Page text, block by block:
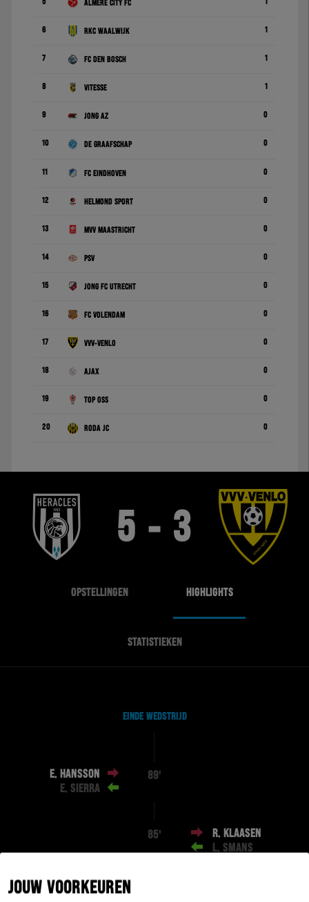
JOUW VOORKEUREN
5 Almere City FC
6 RKC Waalwijk 1
7 FC Den Bosch 1
8 Vitesse 1
9 Jong AZ 0
10 De Graafschap 0
11 FC Eindhoven 0
12 Helmond Sport 0
13 MVV Maastricht 0
14 PSV 0
15 Jong FC Utrecht 0
16 FC Volendam 0
17 VVV-Venlo 0
18 Ajax 0
19 TOP Oss 0
20 Roda JC 0
5 - 3
OPSTELLINGEN HIGHLIGHTS
STATISTIEKEN
EINDE WEDSTRIJD
E. HANSSON
E. SIERRA
89'
85'
R. KLAASEN
L. SMANS
S. MOKONO